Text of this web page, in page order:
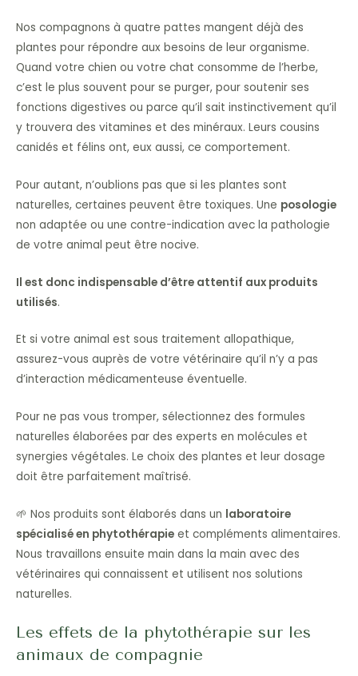
Nos compagnons à quatre pattes mangent déjà des
plantes pour répondre aux besoins de leur organisme.
Quand votre chien ou votre chat consomme de l’herbe,
c’est le plus souvent pour se purger, pour soutenir ses
fonctions digestives ou parce qu’il sait instinctivement qu’il
y trouvera des vitamines et des minéraux. Leurs cousins
canidés et félins ont, eux aussi, ce comportement.
Pour autant, n’oublions pas que si les plantes sont
naturelles, certaines peuvent être toxiques. Une posologie
non adaptée ou une contre-indication avec la pathologie
de votre animal peut être nocive.
Il est donc indispensable d’être attentif aux produits
utilisés.
Et si votre animal est sous traitement allopathique,
assurez-vous auprès de votre vétérinaire qu’il n’y a pas
d’interaction médicamenteuse éventuelle.
Pour ne pas vous tromper, sélectionnez des formules
naturelles élaborées par des experts en molécules et
synergies végétales. Le choix des plantes et leur dosage
doit être parfaitement maîtrisé.
🌱 Nos produits sont élaborés dans un laboratoire
spécialisé en phytothérapie et compléments alimentaires.
Nous travaillons ensuite main dans la main avec des
vétérinaires qui connaissent et utilisent nos solutions
naturelles.
Les effets de la phytothérapie sur les
animaux de compagnie